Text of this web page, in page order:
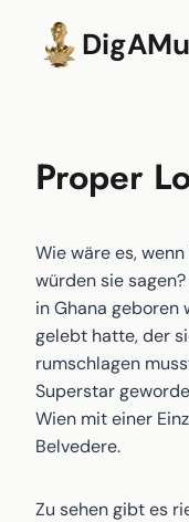
springen
Proper
Wie wäre es,
würden sie
in Ghana geboren
gelebt hatte, der
rumschlagen
Superstar
Wien mit einer
Belvedere.
Zu sehen gibt es